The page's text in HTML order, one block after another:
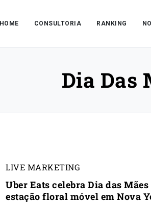
HOME CONSULTORIA RANKING
Dia Das
LIVE MARKETING
Uber Eats celebra Dia das
estação floral móvel em Nova